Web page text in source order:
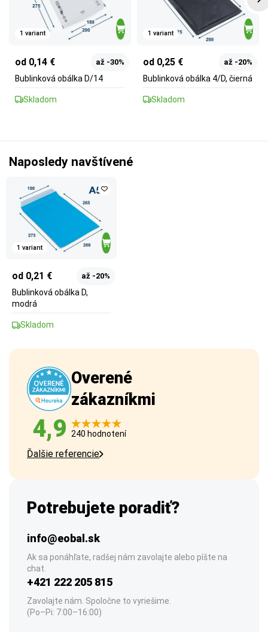
1 variant
od 0,14 € až -30%
Bublinková obálka D/14
Skladom
1 variant
od 0,25 € až -20%
Bublinková obálka 4/D, čierná
Skladom
Naposledy navštívené
1 variant
od 0,21 € až -20%
Bublinková obálka D,
modrá
Skladom
Overené
zákazníkmi
4,9 240 hodnotení
Ďalšie referencie
Potrebujete poradiť?
info@eobal.sk
Ak sa ponáhľate, radšej nám zavolajte alebo píšte na
chat.
+421 222 205 815
Zavolajte nám. Spoločne to vyriešime.
(Po–Pi: 7:00–16:00)